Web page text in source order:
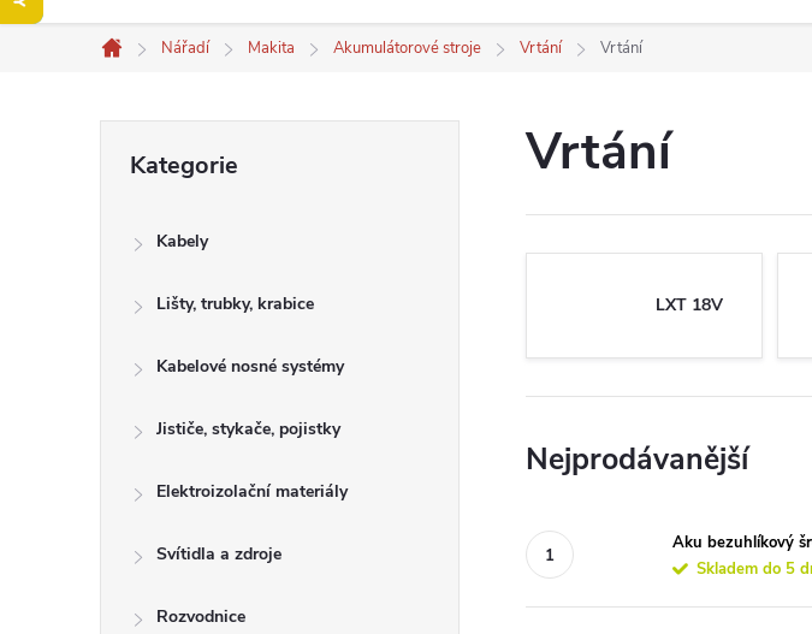
Domů
Nářadí Makita Akumulátorové stroje Vrtání Vrtání
kategorie
Kategorie
Kabely
Lišty, trubky, krabice
Kabelové nosné systémy
Jističe, stykače, pojistky
Elektroizolační materiály
Svítidla a zdroje
Rozvodnice
Vrtání
LXT 18V
Nejprodávanější
Aku bezuhlíkový
Skladem do 5